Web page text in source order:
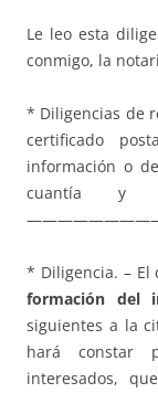
Le leo esta
conmigo, la
* Diligencias de
certificado
información o
cuantía y
* Diligencia. –
formación del
siguientes a la
hará constar
interesados,